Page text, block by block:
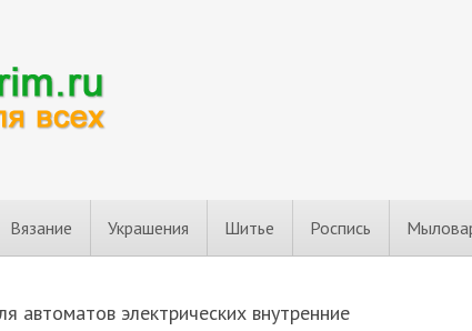
Вязание Украшения Шитье Роспись
автоматов электрических внутренние